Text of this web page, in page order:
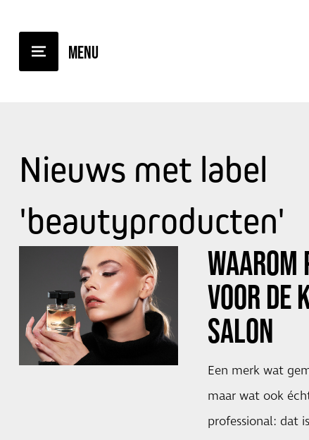
Nieuws met label
'beautyproducten'
WAAROM
VOOR DE
SALON
Een merk wat
maar wat ook
professional: dat